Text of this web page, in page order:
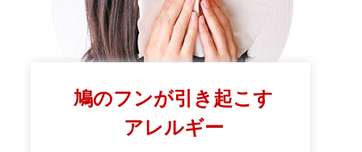
鳩のフンが引き起こす
アレルギー